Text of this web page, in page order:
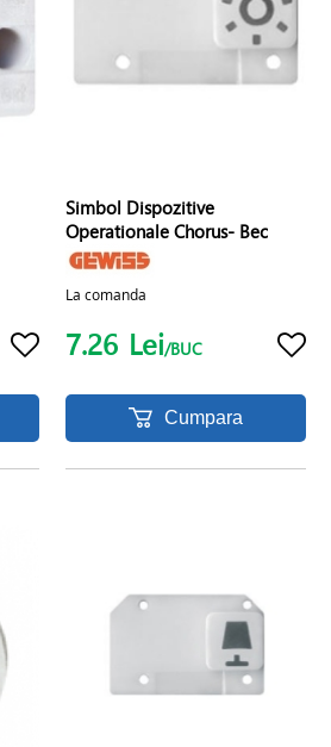
Simbol Dispozitive
Operationale Chorus- Bec
La comanda
7.26 Lei/BUC
Cumpara